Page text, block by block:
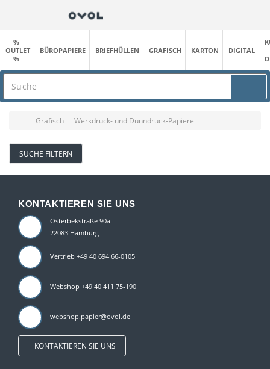
%
OUTLET
%
BÜROPAPIERE BRIEFHÜLLEN GRAFISCH KARTON DIGITAL
Grafisch Werkdruck- und Dünndruck-Papiere
SUCHE FILTERN
KONTAKTIEREN SIE UNS
Osterbekstraße 90a
22083 Hamburg
Vertrieb +49 40 694 66-0105
Webshop +49 40 411 75-190
webshop.papier@ovol.de
KONTAKTIEREN SIE UNS